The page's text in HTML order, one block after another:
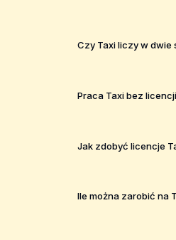
Czy Taxi liczy w dwie
Praca Taxi bez
Jak zdobyć licencje
Ile można zarobić na